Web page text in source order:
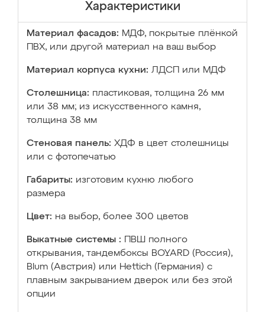
Характеристики
Материал фасадов: МДФ, покрытые плёнкой
ПВХ, или другой материал на ваш выбор
Материал корпуса кухни: ЛДСП или МДФ
Столешница: пластиковая, толщина 26 мм
или 38 мм; из искусственного камня,
толщина 38 мм
Стеновая панель: ХДФ в цвет столешницы
или с фотопечатью
Габариты: изготовим кухню любого
размера
Цвет: на выбор, более 300 цветов
Выкатные системы :
ПВШ полного
открывания, тандембоксы BOYARD (Россия),
Blum (Австрия) или Hettich (Германия) с
плавным закрыванием дверок или без этой
опции